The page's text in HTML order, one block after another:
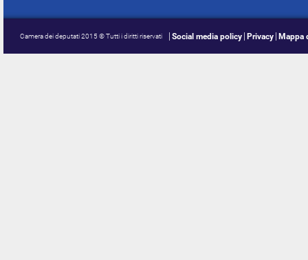
Camera dei deputati 2015 © Tutti i diritti riservati Social media policy Privacy Mappa